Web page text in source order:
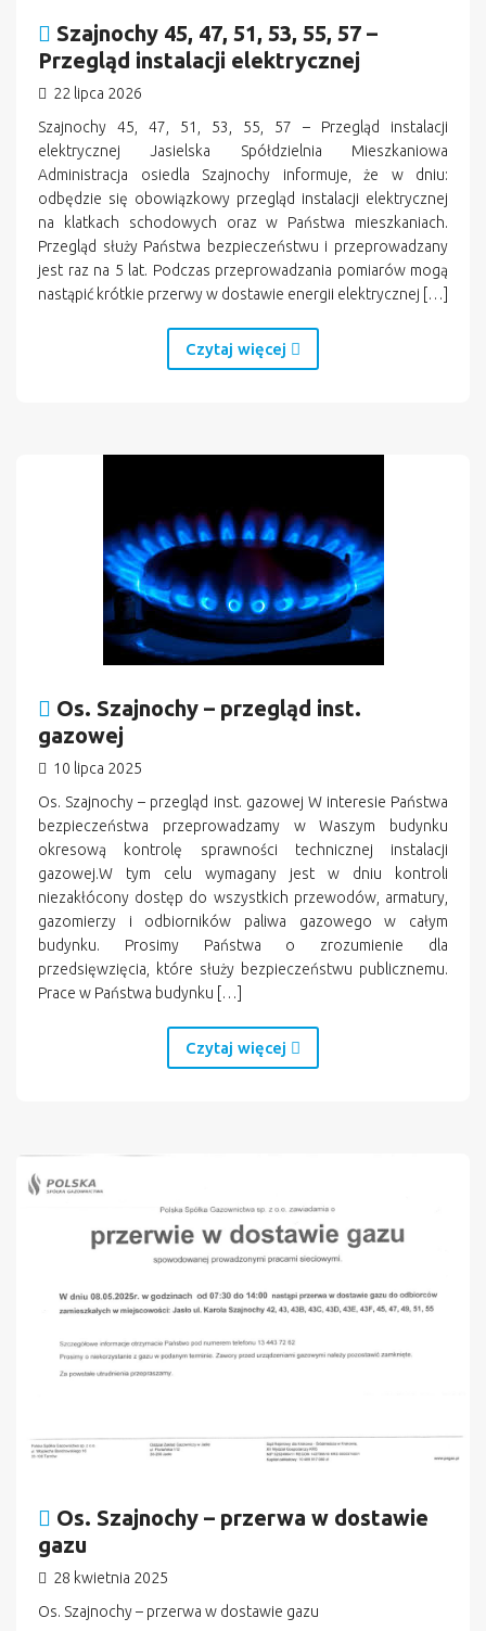
Szajnochy 45, 47, 51, 53, 55, 57 –
Przegląd instalacji elektrycznej
22 lipca 2026
Szajnochy 45, 47, 51, 53, 55, 57 – Przegląd instalacji
elektrycznej Jasielska Spółdzielnia Mieszkaniowa
Administracja osiedla Szajnochy informuje, że w dniu:
odbędzie się obowiązkowy przegląd instalacji elektrycznej
na klatkach schodowych oraz w Państwa mieszkaniach.
Przegląd służy Państwa bezpieczeństwu i przeprowadzany
jest raz na 5 lat. Podczas przeprowadzania pomiarów mogą
nastąpić krótkie przerwy w dostawie energii elektrycznej […]
Czytaj więcej
Os. Szajnochy – przegląd inst.
gazowej
10 lipca 2025
Os. Szajnochy – przegląd inst. gazowej W interesie Państwa
bezpieczeństwa przeprowadzamy w Waszym budynku
okresową kontrolę sprawności technicznej instalacji
gazowej.W tym celu wymagany jest w dniu kontroli
niezakłócony dostęp do wszystkich przewodów, armatury,
gazomierzy i odbiorników paliwa gazowego w całym
budynku. Prosimy Państwa o zrozumienie dla
przedsięwzięcia, które służy bezpieczeństwu publicznemu.
Prace w Państwa budynku […]
Czytaj więcej
Os. Szajnochy – przerwa w dostawie
gazu
28 kwietnia 2025
Os. Szajnochy – przerwa w dostawie gazu